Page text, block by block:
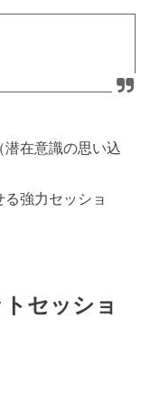
潜在意識の思い込
強力セッショ
セッショ